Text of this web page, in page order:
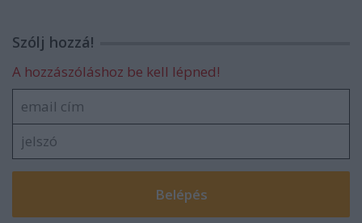
Szólj hozzá!
A hozzászóláshoz be kell lépned!